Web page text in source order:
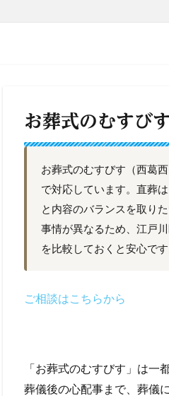
お葬式のむすび
お葬式のむすびす（西葛
で対応しています。直葬
と内容のバランスを取り
事情が異なるため、江戸
を比較しておくと安心です
ご相談はこちらから
「お葬式のむすびす」は
葬儀後の心配事まで、葬儀